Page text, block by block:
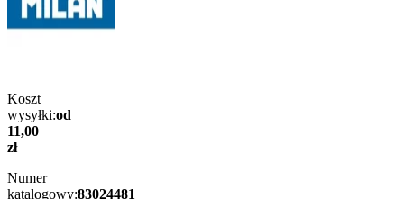
Koszt
wysyłki:od
11,00
zł
Numer
katalogowy:83024481